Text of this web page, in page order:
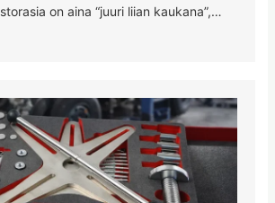
on aina “juuri liian kaukana”,…